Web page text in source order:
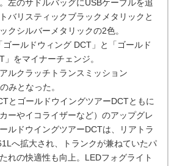
左のサドルバッグにUSBケーブルを追
バリスティックブラックメタリックと
クシルバーメタリックの2色。
ゴールドウィング DCT」と「ゴールド
をマイナーチェンジ。
ルクラッチトランスミッション
みとなった。
とゴールドウイングツアーDCTともに
ーやイコライザーなど）のアップグレ
ルドウイングツアーDCTは、リアトラ
へ拡大され、トランクが兼ねていたパ
れの快適性も向上。LEDフォグライト